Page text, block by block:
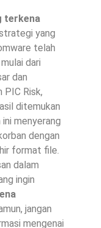
terkena
yang
telah
dari
dan
PIC Risk,
ditemukan
menyerang
dengan
format file.
dalam
ingin
jangan
mengenai